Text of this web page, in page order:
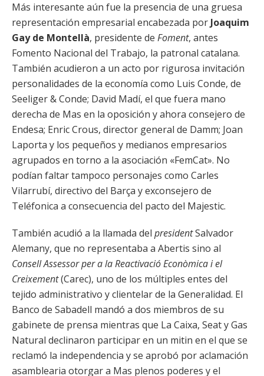
Más interesante aún fue la presencia de una gruesa
representación empresarial encabezada por Joaquim
Gay de Montellà, presidente de Foment, antes
Fomento Nacional del Trabajo, la patronal catalana.
También acudieron a un acto por rigurosa invitación
personalidades de la economía como Luis Conde, de
Seeliger & Conde; David Madí, el que fuera mano
derecha de Mas en la oposición y ahora consejero de
Endesa; Enric Crous, director general de Damm; Joan
Laporta y los pequeños y medianos empresarios
agrupados en torno a la asociación «FemCat». No
podían faltar tampoco personajes como Carles
Vilarrubí, directivo del Barça y exconsejero de
Teléfonica a consecuencia del pacto del Majestic.
También acudió a la llamada del presidentSalvador
Alemany, que no representaba a Abertis sino al
Consell Assessor per a la Reactivació Econòmica i el
Creixement(Carec), uno de los múltiples entes del
tejido administrativo y clientelar de la Generalidad. El
Banco de Sabadell mandó a dos miembros de su
gabinete de prensa mientras que La Caixa, Seat y Gas
Natural declinaron participar en un mitin en el que se
reclamó la independencia y se aprobó por aclamación
asamblearia otorgar a Mas plenos poderes y el